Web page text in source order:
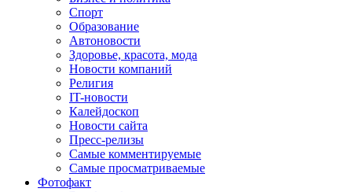
Спорт
Образование
Автоновости
Здоровье, красота, мода
Новости компаний
Религия
IT-новости
Калейдоскоп
Новости сайта
Пресс-релизы
Самые комментируемые
Самые просматриваемые
Фотофакт